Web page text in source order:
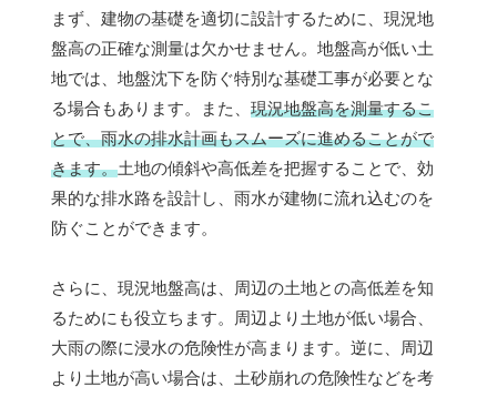
まず、建物の基礎を適切に設計するために、現況地
盤高の正確な測量は欠かせません。地盤高が低い土
地では、地盤沈下を防ぐ特別な基礎工事が必要とな
る場合もあります。また、 現況地盤高を測量するこ
とで、雨水の排水計画もスムーズに進めることがで
きます。土地の傾斜や高低差を把握することで、効
果的な排水路を設計し、雨水が建物に流れ込むのを
防ぐことができます。
さらに、現況地盤高は、周辺の土地との高低差を知
るためにも役立ちます。周辺より土地が低い場合、
大雨の際に浸水の危険性が高まります。逆に、周辺
より土地が高い場合は、土砂崩れの危険性などを考